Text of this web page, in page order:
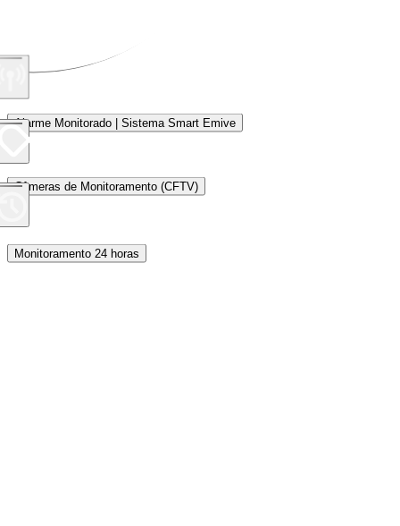
Alarme Monitorado | Sistema Smart Emive
Câmeras de Monitoramento (CFTV)
Monitoramento 24 horas